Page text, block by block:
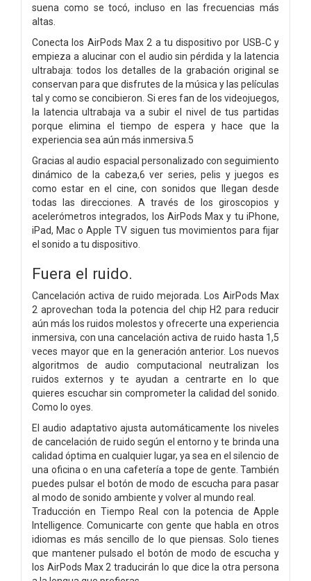
suena como se tocó, incluso en las frecuencias más
altas.
Conecta los AirPods Max 2 a tu dispositivo por USB‑C y
empieza a alucinar con el audio sin pérdida y la latencia
ultrabaja: todos los detalles de la grabación original se
conservan para que disfrutes de la música y las películas
tal y como se concibieron. Si eres fan de los videojuegos,
la latencia ultrabaja va a subir el nivel de tus partidas
porque elimina el tiempo de espera y hace que la
experiencia sea aún más inmersiva.5
Gracias al audio espacial personalizado con seguimiento
dinámico de la cabeza,6 ver series, pelis y juegos es
como estar en el cine, con sonidos que llegan desde
todas las direcciones. A través de los giroscopios y
acelerómetros integrados, los AirPods Max y tu iPhone,
iPad, Mac o Apple TV siguen tus movimientos para fijar
el sonido a tu dispositivo.
Fuera el ruido.
Cancelación activa de ruido mejorada. Los AirPods Max
2 aprovechan toda la potencia del chip H2 para reducir
aún más los ruidos molestos y ofrecerte una experiencia
inmersiva, con una cancelación activa de ruido hasta 1,5
veces mayor que en la generación anterior. Los nuevos
algoritmos de audio computacional neutralizan los
ruidos externos y te ayudan a centrarte en lo que
quieres escuchar sin comprometer la calidad del sonido.
Como lo oyes.
El audio adaptativo ajusta automáticamente los niveles
de cancelación de ruido según el entorno y te brinda una
calidad óptima en cualquier lugar, ya sea en el silencio de
una oficina o en una cafetería a tope de gente. También
puedes pulsar el botón de modo de escucha para pasar
al modo de sonido ambiente y volver al mundo real.
Traducción en Tiempo Real con la potencia de Apple
Intelligence. Comunicarte con gente que habla en otros
idiomas es más sencillo de lo que piensas. Solo tienes
que mantener pulsado el botón de modo de escucha y
los AirPods Max 2 traducirán lo que dice la otra persona